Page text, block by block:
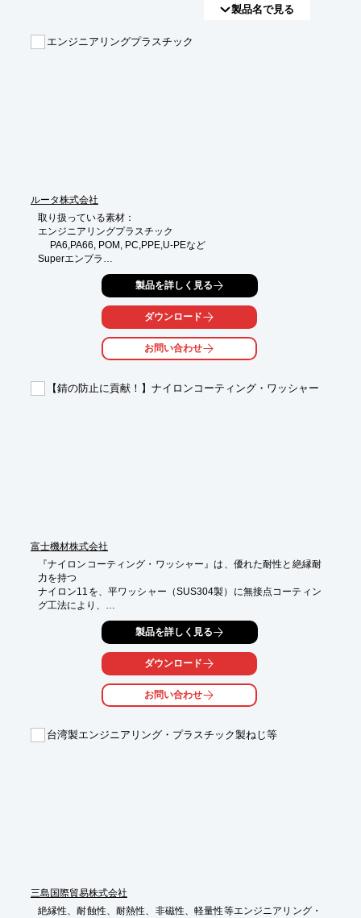
製品名で見る
エンジニアリングプラスチック
ルータ株式会社
取り扱っている素材：
エンジニアリングプラスチック
     PA6,PA66, POM, PC,PPE,U-PEなど
Superエンプラ
  　PEEK,PPS, PEI,PI,PSU,PTFEなど
HDPE/PE,PP,PS,ABS,PVC,PMMA,PETなど
PU,EP,SI,PURなど
製品を詳しく見る
ダウンロード
お問い合わせ
【錆の防止に貢献！】ナイロンコーティング・ワッシャー
富士機材株式会社
『ナイロンコーティング・ワッシャー』は、優れた耐性と絶縁耐
力を持つ
ナイロン11を、平ワッシャー（SUS304製）に無接点コーティン
グ工法により、
治具跡無しに完全コーティングした平ワッシャーです。
鋼材とボルトの材質が異なる場合のボルト頭やナット底面の異種
金属接触による
電食対策に好適。
また、ワッシャー自体は鋼製（SUS304製）のため、樹脂やセラ
ません。
製品を詳しく見る
ダウンロード
お問い合わせ
台湾製エンジニアリング・プラスチック製ねじ等
三島国際貿易株式会社
絶縁性、耐蝕性、耐熱性、非磁性、軽量性等エンジニアリング・